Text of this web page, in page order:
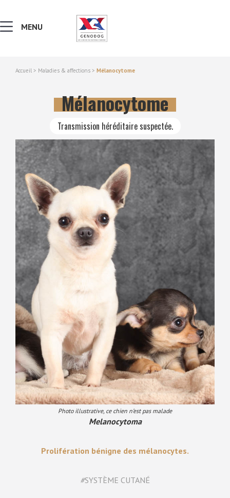
NOTIONS DE GÉNÉTIQUE
RECHERCHER UNE RACE
LEXIQUE
VERS LE SITE SCC.ASSO.FR
MENU
Accueil > Maladies & affections > Mélanocytome
Mélanocytome
Transmission héréditaire suspectée.
Photo illustrative, ce chien n’est pas malade
Melanocytoma
Prolifération bénigne des mélanocytes.
#SYSTÈME CUTANÉ